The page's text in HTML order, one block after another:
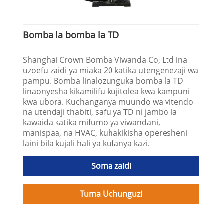
Bomba la bomba la TD
Shanghai Crown Bomba Viwanda Co, Ltd ina
uzoefu zaidi ya miaka 20 katika utengenezaji wa
pampu. Bomba linalozunguka bomba la TD
linaonyesha kikamilifu kujitolea kwa kampuni
kwa ubora. Kuchanganya muundo wa vitendo
na utendaji thabiti, safu ya TD ni jambo la
kawaida katika mifumo ya viwandani,
manispaa, na HVAC, kuhakikisha operesheni
laini bila kujali hali ya kufanya kazi.
Soma zaidi
Tuma Uchunguzi